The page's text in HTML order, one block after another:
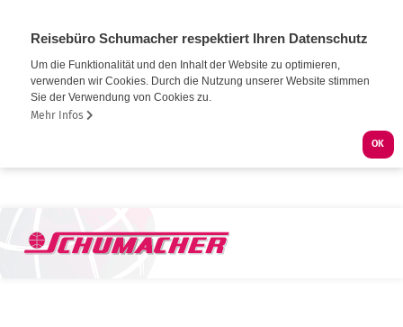
Reisebüro Schumacher respektiert Ihren Datenschutz
Um die Funktionalität und den Inhalt der Website zu optimieren,
verwenden wir Cookies. Durch die Nutzung unserer Website stimmen
Sie der Verwendung von Cookies zu.
Mehr Infos
OK